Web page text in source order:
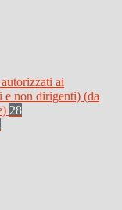
ai
e non dirigenti) (da
28